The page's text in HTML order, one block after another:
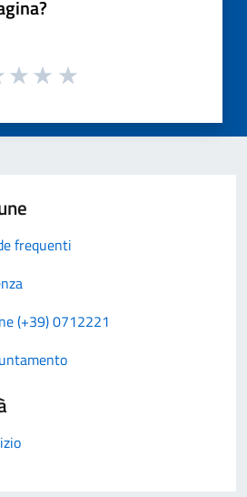
frequenti
(+39) 0712221